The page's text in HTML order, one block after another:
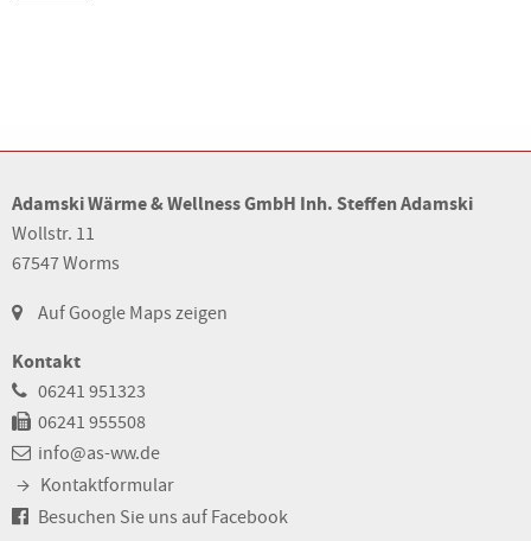
Adamski Wärme & Wellness GmbH Inh. Steffen Adamski
Wollstr. 11
67547 Worms
Auf Google Maps zeigen
Kontakt
06241 951323
06241 955508
info@as-ww.de
Kontaktformular
Besuchen Sie uns auf Facebook